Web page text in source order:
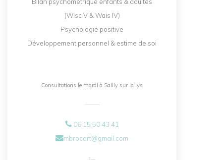
(Wisc V & Wais IV)
Psychologie positive
Développement personnel & estime de soi
Consultations le mardi à Sailly sur la lys
06 15 50 43 41
mbrocart@gmail.com